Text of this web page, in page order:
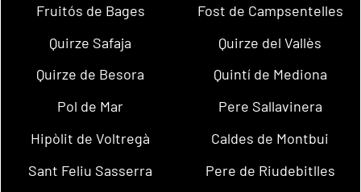
Fruitós de Bages
Fost de Campsentelles
Quirze Safaja
Quirze del Vallès
Quirze de Besora
Quintí de Mediona
Pol de Mar
Pere Sallavinera
Hipòlit de Voltregà
Caldes de Montbui
Sant Feliu Sasserra
Pere de Riudebitlles